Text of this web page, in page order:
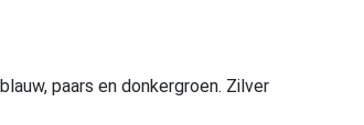
paars en donkergroen. Zilver